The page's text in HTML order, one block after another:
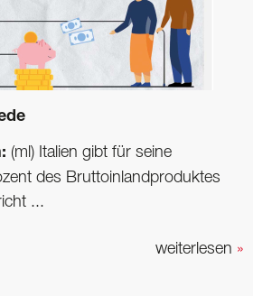
(ml) Italien gibt für seine
des Bruttoinlandproduktes
...
weiterlesen »